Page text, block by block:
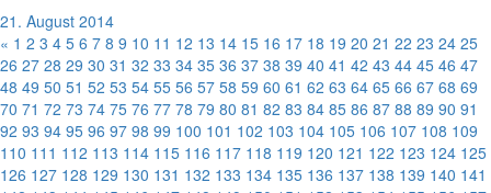
21. August 2014
« 1 2 3 4 5 6 7 8 9 10 11 12 13 14 15 16 17 18 19 20 21 22 23 24 25
26 27 28 29 30 31 32 33 34 35 36 37 38 39 40 41 42 43 44 45 46 47
48 49 50 51 52 53 54 55 56 57 58 59 60 61 62 63 64 65 66 67 68 69
70 71 72 73 74 75 76 77 78 79 80 81 82 83 84 85 86 87 88 89 90 91
92 93 94 95 96 97 98 99 100 101 102 103 104 105 106 107 108 109
110 111 112 113 114 115 116 117 118 119 120 121 122 123 124 125
126 127 128 129 130 131 132 133 134 135 136 137 138 139 140 141